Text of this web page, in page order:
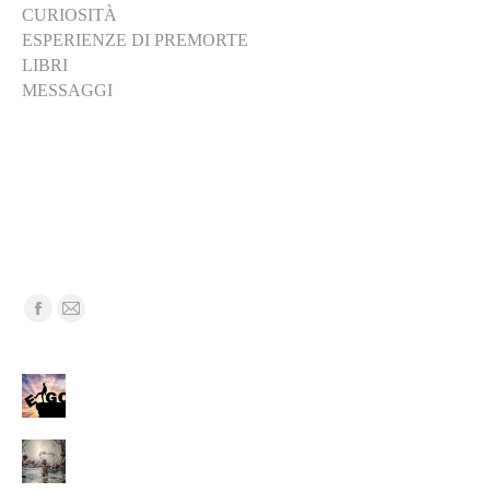
CURIOSITÀ
ESPERIENZE DI PREMORTE
LIBRI
MESSAGGI